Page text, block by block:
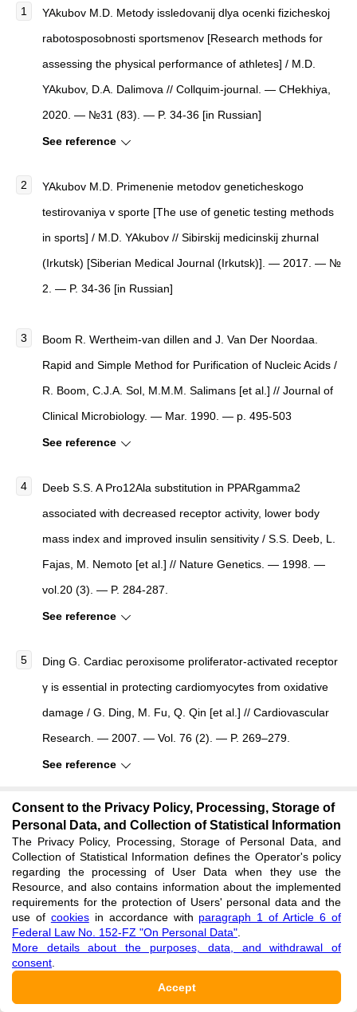
YAkubov M.D. Metody issledovanij dlya ocenki fizicheskoj
rabotosposobnosti sportsmenov [Research methods for
assessing the physical performance of athletes] / M.D.
YAkubov, D.A. Dalimova // Collquim-journal. — CHekhiya,
2020. — №31 (83). — P. 34-36 [in Russian]
See reference
YAkubov M.D. Primenenie metodov geneticheskogo
testirovaniya v sporte [The use of genetic testing methods
in sports] / M.D. YAkubov // Sibirskij medicinskij zhurnal
(Irkutsk) [Siberian Medical Journal (Irkutsk)]. — 2017. — №
2. — P. 34-36 [in Russian]
Boom R. Wertheim-van dillen and J. Van Der Noordaa.
Rapid and Simple Method for Purification of Nucleic Acids /
R. Boom, С.J.A. Sol, М.M.M. Salimans [et al.] // Journal of
Clinical Microbiology. — Mar. 1990. — p. 495-503
See reference
Deeb S.S. A Pro12Ala substitution in PPARgamma2
associated with decreased receptor activity, lower body
mass index and improved insulin sensitivity / S.S. Deeb, L.
Fajas, M. Nemoto [et al.] // Nature Genetics. — 1998. —
vol.20 (3). — P. 284-287.
See reference
Ding G. Cardiac peroxisome proliferator-activated receptor
γ is essential in protecting cardiomyocytes from oxidative
damage / G. Ding, M. Fu, Q. Qin [et al.] // Cardiovascular
Research. — 2007. — Vol. 76 (2). — P. 269–279.
See reference
Duan S.Z. Cardiomyocyte-specffic knockout and agonist of
peroxisome proliferator-activated receptor-γ both induce
cardiac hypertrophy in mice / S.Z. Duan, C.Y. Ivashchenko,
M.W. Russell [et al.] // Circulation Research. — 2005. —
Vol. 97(4). — P. 372–379.
See reference
Hevener A.L. Macrophage PPARγ is required for normal
Consent to the Privacy Policy, Processing, Storage of
Personal Data, and Collection of Statistical Information
The Privacy Policy, Processing, Storage of Personal Data, and
Collection of Statistical Information defines the Operator's policy
regarding the processing of User Data when they use the
Resource, and also contains information about the implemented
requirements for the protection of Users' personal data and the
use of cookiesin accordance with paragraph 1 of Article 6 of
Federal Law No. 152-FZ "On Personal Data"
More details about the purposes, data, and withdrawal of
consent
Accept